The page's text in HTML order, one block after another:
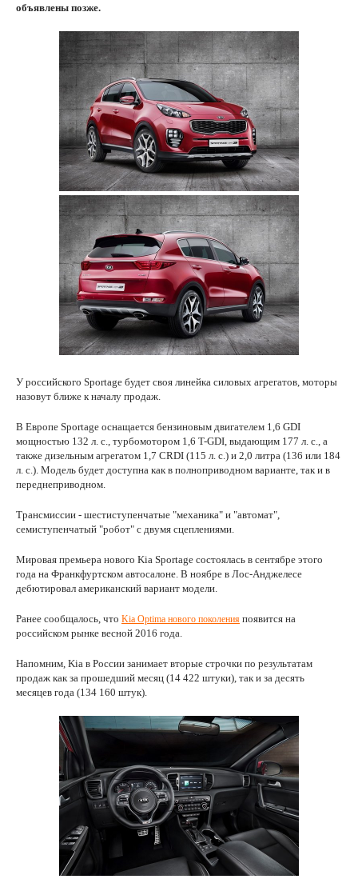
объявлены позже.
У российского Sportage будет своя линейка силовых агрегатов, моторы
назовут ближе к началу продаж.
В Европе Sportage оснащается бензиновым двигателем 1,6 GDI
мощностью 132 л. с., турбомотором 1,6 T-GDI, выдающим 177 л. с., а
также дизельным агрегатом 1,7 CRDI (115 л. с.) и 2,0 литра (136 или 184
л. с.). Модель будет доступна как в полноприводном варианте, так и в
переднеприводном.
Трансмиссии - шестиступенчатые "механика" и "автомат",
семиступенчатый "робот" с двумя сцеплениями.
Мировая премьера нового Kia Sportage состоялась в сентябре этого
года на Франкфуртском автосалоне. В ноябре в Лос-Анджелесе
дебютировал американский вариант модели.
Ранее сообщалось, что Kia Optima нового поколения появится на
российском рынке весной 2016 года.
Напомним, Kia в России занимает вторые строчки по результатам
продаж как за прошедший месяц (14 422 штуки), так и за десять
месяцев года (134 160 штук).